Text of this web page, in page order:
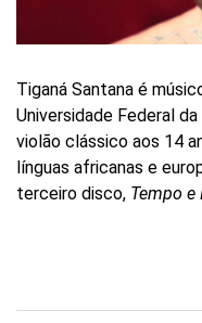
Tiganá Santana é
Universidade Federal
violão clássico aos 14
línguas africanas e
terceiro disco, Tempo e